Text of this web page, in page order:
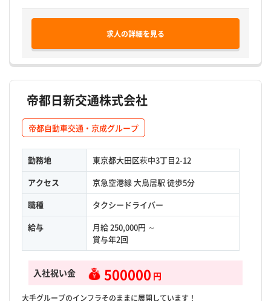
求人の詳細を見る
帝都日新交通株式会社
帝都自動車交通・京成グループ
勤務地
東京都大田区萩中3丁目2-12
アクセス
京急空港線 大鳥居駅 徒歩5分
職種
タクシードライバー
給与
月給 250,000円 ～
賞与年2回
入社祝い金 500000 円
大手グループのインフラそのままに展開しています！